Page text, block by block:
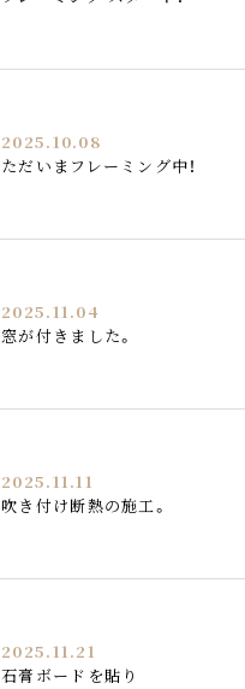
2025.10.08
ただいまフレーミング中！
2025.11.04
窓が付きました。
2025.11.11
吹き付け断熱の施工。
2025.11.21
石膏ボードを貼り